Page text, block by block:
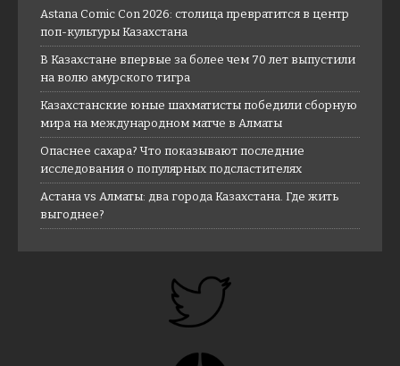
Astana Comic Con 2026: столица превратится в центр
поп-культуры Казахстана
В Казахстане впервые за более чем 70 лет выпустили
на волю амурского тигра
Казахстанские юные шахматисты победили сборную
мира на международном матче в Алматы
Опаснее сахара? Что показывают последние
исследования о популярных подсластителях
Астана vs Алматы: два города Казахстана. Где жить
выгоднее?